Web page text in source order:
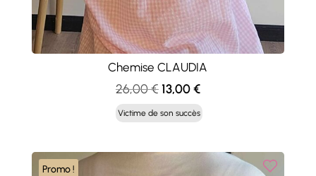
Chemise CLAUDIA
26,00€ Le
prix
initial
26,00 €.
13,00€Le
prix
actuel
13,00 €.
Victime de son succès
Promo !